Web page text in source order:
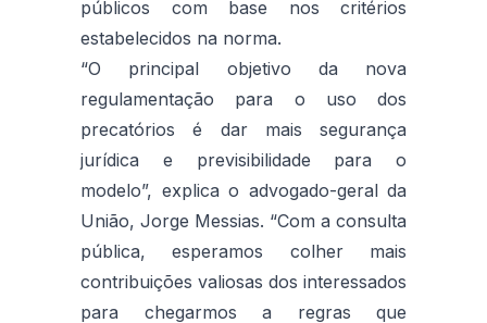
públicos com base nos critérios
estabelecidos na norma.
“O principal objetivo da nova
regulamentação para o uso dos
precatórios é dar mais segurança
jurídica e previsibilidade para o
modelo”, explica o advogado-geral da
União, Jorge Messias. “Com a consulta
pública, esperamos colher mais
contribuições valiosas dos interessados
para chegarmos a regras que